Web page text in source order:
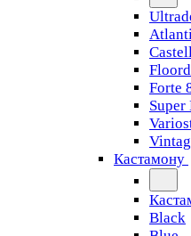
Forte
Super
Кастамону
Black